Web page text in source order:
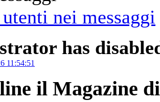
has
11:54:51
il Magazine